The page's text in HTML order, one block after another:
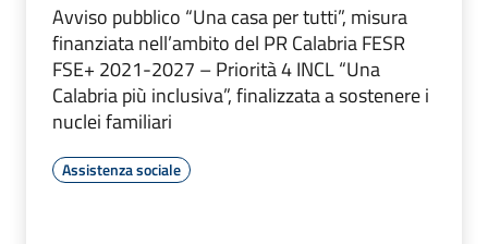
Avviso pubblico “Una casa per tutti”, misura
finanziata nell’ambito del PR Calabria FESR
FSE+ 2021-2027 – Priorità 4 INCL “Una
Calabria più inclusiva”, finalizzata a sostenere i
nuclei familiari
Assistenza sociale